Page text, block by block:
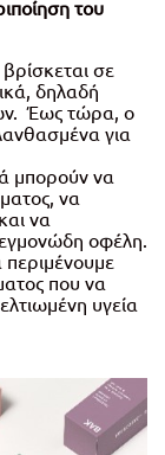
του
σε
δηλαδή
Έως τώρα, ο
για
μπορούν να
να
να
οφέλη.
που να
υγεία